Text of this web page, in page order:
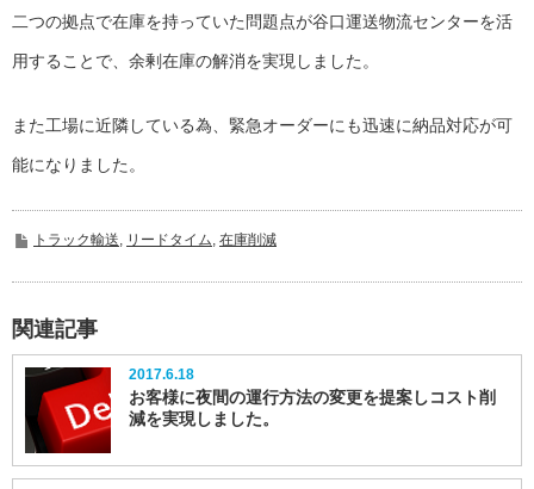
二つの拠点で在庫を持っていた問題点が谷口運送物流センターを活
用することで、余剰在庫の解消を実現しました。
また工場に近隣している為、緊急オーダーにも迅速に納品対応が可
能になりました。
トラック輸送, リードタイム, 在庫削減
関連記事
2017.6.18
お客様に夜間の運行方法の変更を提案しコスト削
減を実現しました。